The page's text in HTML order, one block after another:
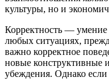
культуры, но и
Корректность — умение
любых ситуациях,
важно корректное
новые конструктивные
убеждения. Однако